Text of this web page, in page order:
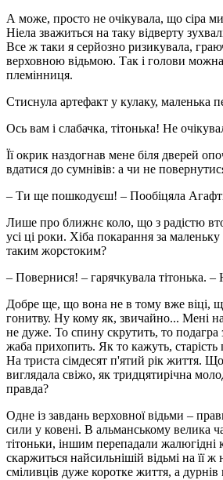
А може, просто не очікувала, що сіра
Ніела зважиться на таку відверту
Все ж таки я серйозно ризикувала,
верховною відьмою. Так і голови
племінниця.
Стиснула артефакт у кулаку, маленька
Ось вам і слабачка, тітонька! Не
Її окрик наздогнав мене біля дверей
вдатися до сумнівів: а чи не
– Ти ще пошкодуєш! – Пообіцяла
Лише про ближнє коло, що з радістю
усі ці роки. Хіба покарання за
таким жорстоким?
– Повернися! – гарячкувала тітонька. –
Добре ще, що вона не в тому вже віці,
гонитву. Ну кому як, звичайно... Мені на
не дуже. То спину скрутить, то подагра
жаба прихопить. Як то кажуть, старість
На триста сімдесят п'ятий рік життя.
виглядала свіжо, як тридцятирічна
правда?
Одне із завдань верховної відьми –
сили у ковені. В альманському велика
тітоньки, іншим перепадали жалюгідні
скаржиться найсильнішій відьмі на її ж
сміливців дуже коротке життя, а